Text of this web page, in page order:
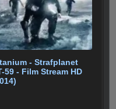
- Strafplanet
59 - Film Stream HD